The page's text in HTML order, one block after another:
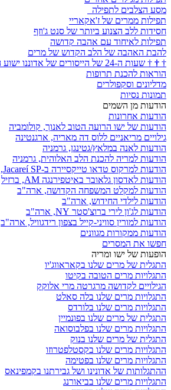
מסע הצלבים לתפילה
תפילות ממרים של ז'אקאריי
חסידות ללב הצנוע ביותר של סנט ג'וזף
תפילות לאיחוד עם אהבה קדושה
להבת האהבה של הלב הקדוש של מרים
†
†
† שעות ה-24 של הייסורים של אדוננו ישוע המשיח
הוראות להכנת תרופות
מדליונים וסקפולרים
תמונות נסיות
הודעות מן השמים
הודעות אחרונות
הודעות של ישו הרועה הטוב לאנוך, קולומביה
גילויים מריאניים ללוס דה מאריה, ארגנטינה
הודעות לאנה במלאץ/גטינגן, גרמניה
הודעות למריה להכנת הלב האלוהית, גרמניה
הודעות למרקוס טדאו טייקסיירה ב-Jacareí SP, ברזיל
הודעות לאדסון גלאובר באיטפירנגה AM, ברזיל
הודעות למקלט המשפחה הקדושה, ארה"ב
הודעות לילדי החידוש, ארה"ב
הודעות לג'ון לירי ברוצ'סטר NY, ארה"ב
הודעות למורין סוויני-קייל בצפון רידגוויל, ארה"ב
הודעות ממקורות מגוונים
חפשו את המסרים
הופעות של ישו ומריה
התגלית של מרים שלנו בקאראווג'יו
התגלויות מרים הטובה בקיטו
הגילויים לקדושה מרגרטה מרי אלוקק
התגלויות מרים שלנו בלה סאלט
התגלויות מרים שלנו בלורדס
התגלית של מרים שלנו בפונמיין
התגלויות מרים שלנו בפלבוסואה
התגלית של מרים שלנו בנוק
התגלויות מרים שלנו בקסטלפטרוזו
התגלויות מרים שלנו בפטימה
ההתגלותות של אדונינו ושל גבירתנו בקמפינאס
התגלויות מרים שלנו בביאורנג